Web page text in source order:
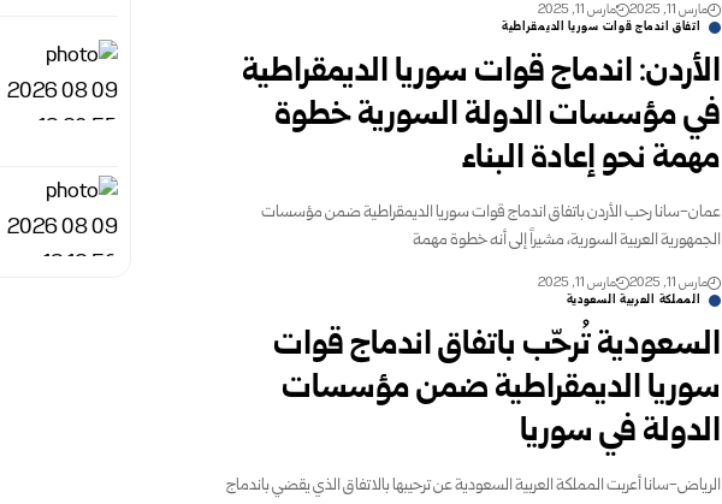
مارس 11, 2025 مارس 11, 2025
اتفاق اندماج قوات سوريا الديمقراطية
الأردن: اندماج قوات سوريا الديمقراطية
في مؤسسات الدولة السورية خطوة
مهمة نحو إعادة البناء
عمان-سانا رحب الأردن باتفاق اندماج قوات سوريا الديمقراطية ضمن مؤسسات
الجمهورية العربية السورية، مشيراً إلى أنه خطوة مهمة
مارس 11, 2025 مارس 11, 2025
المملكة العربية السعودية
السعودية تُرحّب باتفاق اندماج قوات
سوريا الديمقراطية ضمن مؤسسات
الدولة في سوريا
الرياض-سانا أعربت المملكة العربية السعودية عن ترحيبها بالاتفاق الذي يقضي باندماج